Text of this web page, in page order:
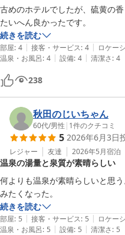
古めのホテルでしたが、硫黄の香
たいへん良かったです。
続きを読む
部屋: 4 | 接客・サービス: 4 | ロケー
温泉・お風呂: 4 | 設備: 4 | 清潔さ: 4
238
秋田のじいちゃん
60代/男性 | 1件のクチコミ
5 2026年6月3日
レジャー 友達 2026年5月宿泊
温泉の湯量と泉質が素晴らしい
何よりも温泉が素晴らしいと思
みたくなった。
続きを読む
部屋: 5 | 接客・サービス: 5 | ロケー
温泉・お風呂: 5 | 設備: 5 | 清潔さ: 5